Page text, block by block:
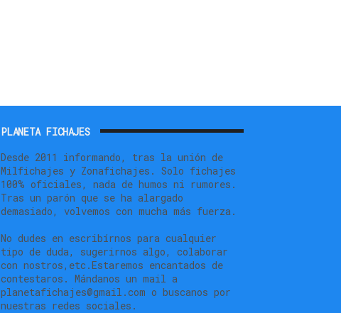
PLANETA FICHAJES
Desde 2011 informando, tras la unión de
Milfichajes y Zonafichajes. Solo fichajes
100% oficiales, nada de humos ni rumores.
Tras un parón que se ha alargado
demasiado, volvemos con mucha más fuerza.
No dudes en escribírnos para cualquier
tipo de duda, sugerirnos algo, colaborar
con nostros,etc.Estaremos encantados de
contestaros. Mándanos un mail a
planetafichajes@gmail.com o buscanos por
nuestras redes sociales.